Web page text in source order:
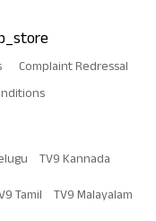
Complaint Redressal
TV9 Kannada
Tamil TV9 Malayalam